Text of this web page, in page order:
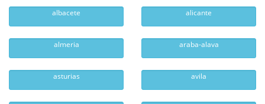
albacete alicante
almeria araba-alava
asturias avila